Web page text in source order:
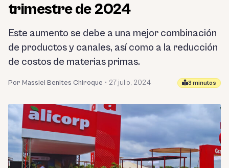
trimestre de 2024
Este aumento se debe a una mejor combinación
de productos y canales, así como a la reducción
de costos de materias primas.
Por Massiel Benites Chiroque • 27 julio, 2024 3 minutos